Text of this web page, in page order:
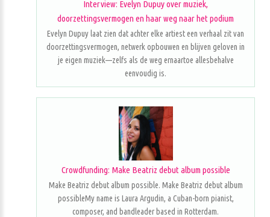
Interview: Evelyn Dupuy over muziek,
doorzettingsvermogen en haar weg naar het podium
Evelyn Dupuy laat zien dat achter elke artiest een verhaal zit van
doorzettingsvermogen, netwerk opbouwen en blijven geloven in
je eigen muziek—zelfs als de weg ernaartoe allesbehalve
eenvoudig is.
Crowdfunding: Make Beatriz debut album possible
Make Beatriz debut album possible. Make Beatriz debut album
possibleMy name is Laura Argudin, a Cuban-born pianist,
composer, and bandleader based in Rotterdam.